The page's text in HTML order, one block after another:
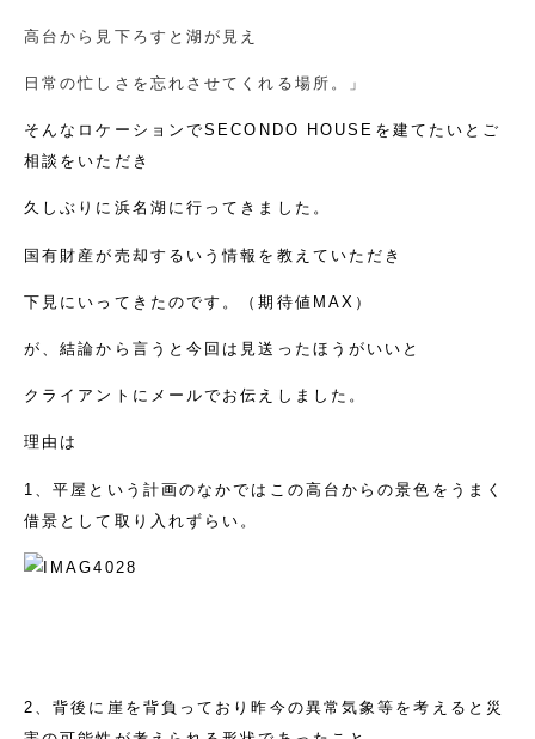
高台から見下ろすと湖が見え
日常の忙しさを忘れさせてくれる場所。」
そんなロケーションでSECONDO HOUSEを建てたいとご
相談をいただき
久しぶりに浜名湖に行ってきました。
国有財産が売却するいう情報を教えていただき
下見にいってきたのです。（期待値MAX）
が、結論から言うと今回は見送ったほうがいいと
クライアントにメールでお伝えしました。
理由は
1、平屋という計画のなかではこの高台からの景色をうまく
借景として取り入れずらい。
2、背後に崖を背負っており昨今の異常気象等を考えると災